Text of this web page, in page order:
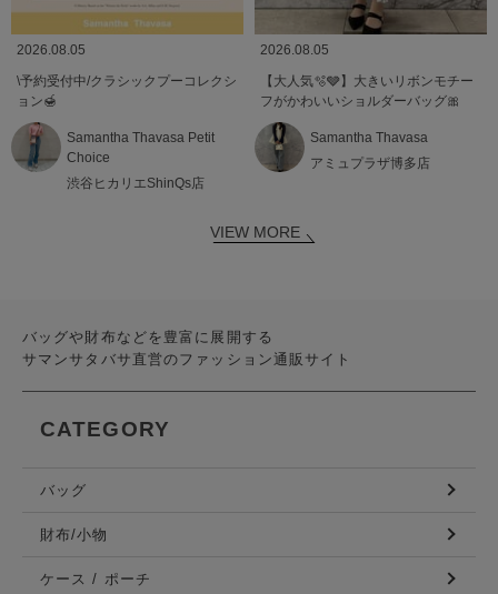
2026.08.05
\予約受付中/クラシックプーコレクシ
ョン🍯
Samantha Thavasa Petit
Choice
渋谷ヒカリエShinQs店
2026.08.05
【大人気🫧🩶】大きいリボンモチー
フがかわいいショルダーバッグ🎀
Samantha Thavasa
アミュプラザ博多店
VIEW MORE
バッグや財布などを豊富に展開する
サマンサタバサ直営のファッション通販サイト
CATEGORY
バッグ
財布/小物
ケース / ポーチ